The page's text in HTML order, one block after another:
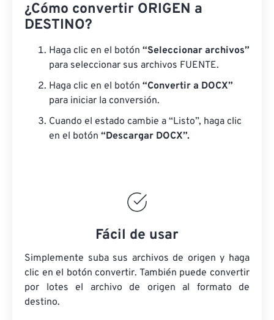
¿Cómo convertir ORIGEN a
DESTINO?
Haga clic en el botón “Seleccionar archivos”
para seleccionar sus archivos FUENTE.
Haga clic en el botón “Convertir a DOCX”
para iniciar la conversión.
Cuando el estado cambie a “Listo”, haga clic
en el botón “Descargar DOCX”.
Fácil de usar
Simplemente suba sus archivos de origen y haga
clic en el botón convertir. También puede convertir
por lotes el archivo de origen al formato de
destino.